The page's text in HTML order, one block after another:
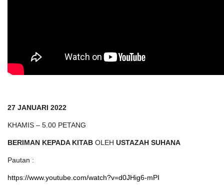
27 JANUARI 2022
KHAMIS – 5.00 PETANG
BERIMAN KEPADA KITAB OLEH USTAZAH SUHANA
Pautan :
https://www.youtube.com/watch?v=d0JHig6-mPI